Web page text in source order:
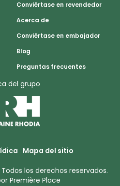
Conviértase en revendedor
Acerca de
Conviértase en embajador
Blog
Preguntas frecuentes
del grupo
Mapa del sitio
Todos los derechos reservados.
Première Place